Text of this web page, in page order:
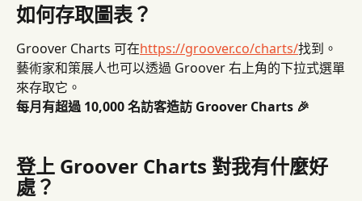
如何存取圖表？
Groover Charts 可在https://groover.co/charts/找到。
藝術家和策展人也可以透過 Groover 右上角的下拉式選單
來存取它。
每月有超過 10,000 名訪客造訪 Groover Charts 🎉
登上 Groover Charts 對我有什麼好
處？